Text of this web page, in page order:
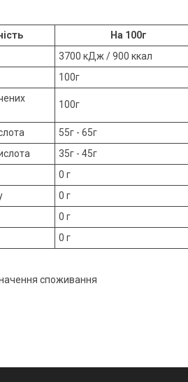
На 100г
3700 кДж / 900 ккал
100г
100г
55г - 65г
35г - 45г
0 г
0 г
0 г
0 г
споживання